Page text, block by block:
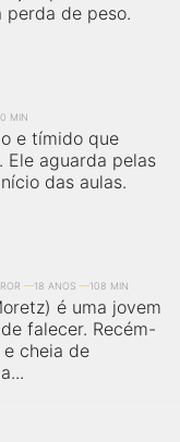
perda de peso.
MIN
e tímido que
Ele aguarda pelas
das aulas.
18 ANOS 108 MIN
é uma jovem
falecer. Recém-
cheia de